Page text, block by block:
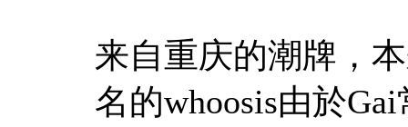
来自重庆的潮牌，
名的whoosis由於